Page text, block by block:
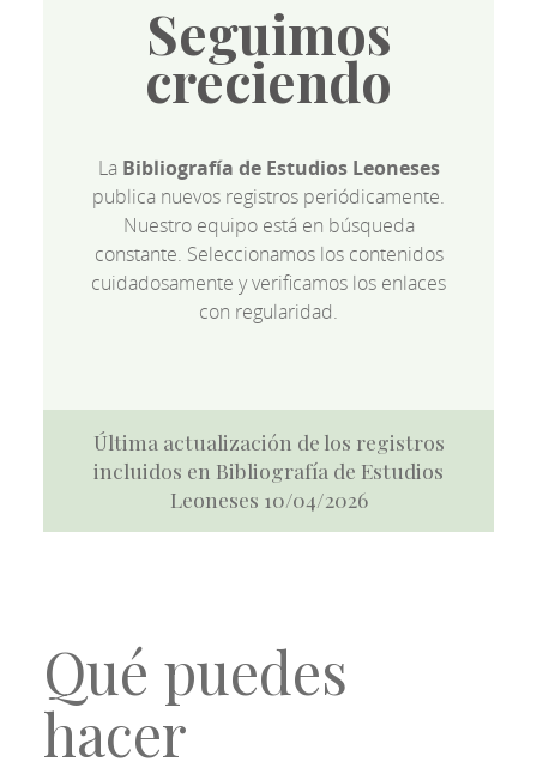
Seguimos
creciendo
La Bibliografía de Estudios Leoneses
publica nuevos registros periódicamente.
Nuestro equipo está en búsqueda
constante. Seleccionamos los contenidos
cuidadosamente y verificamos los enlaces
con regularidad.
Última actualización de los registros
incluidos en Bibliografía de Estudios
Leoneses 10/04/2026
Qué puedes
hacer